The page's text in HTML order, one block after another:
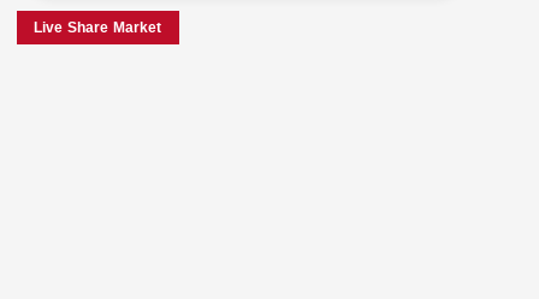
Live Share Market